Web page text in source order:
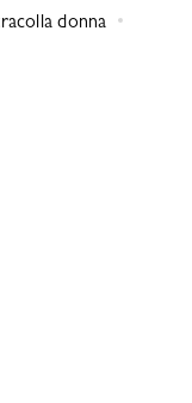
donna